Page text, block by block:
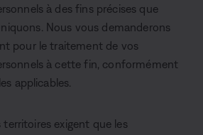
à des fins précises que
Nous vous demanderons
pour le traitement de vos
à cette fin, conformément
applicables.
territoires exigent que les